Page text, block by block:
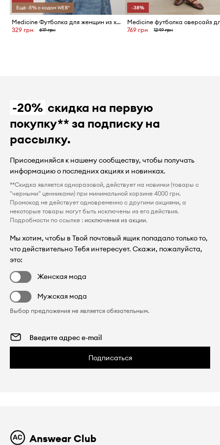
Ещё -5% с кодом WEB*
Medicine Футболка для женщин из хлопка
329 грн
619 грн
-38%
769 грн 1249 грн
-20% скидка на первую
покупку** за подписку на
рассылку.
Присоединяйся к нашему сообществу, чтобы получать
информацию о последних акциях и новинках.
**Скидка является одноразовой, действует на новинки (товары с
"черными" ценниками) при минимальной корзине 4000 грн.
Промокод не действует одновременно с другими акциями, а
некоторые товары могут быть исключены из его действия.
Подробности по ссылке : исключения из акции.
Мы хотим, чтобы в Твой почтовый ящик попадало только то,
что действительно Тебя интересует. Скажи, пожалуйста,
это:
Женская мода
Мужская мода
Выбор предложения не является обязательным.
Подписаться
Answear Club